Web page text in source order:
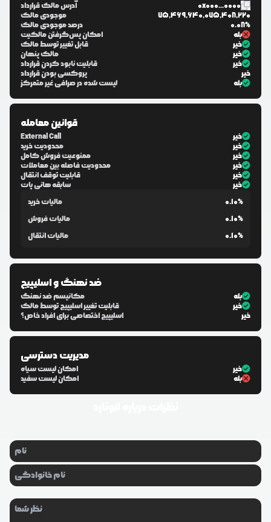
آدرس مالک قرارداد
0x000...0000
موجودی مالک
75,469,640,075,408,220
درصد موجودی مالک
0.08%
امکان پس‌گرفتن مالکیت
بله
قابل تغییر توسط مالک
خیر
مالک پنهان
خیر
قابلیت نابود کردن قرارداد
خیر
پروکسی بودن قرارداد
خیر
لیست شده در صرافی غیر متمرکز
بله
قوانین معامله
External Call
خیر
محدودیت خرید
خیر
ممنوعیت فروش کامل
خیر
محدودیت فاصله بین معاملات
خیر
قابلیت توقف انتقال
خیر
سابقه هانی پات
خیر
مالیات خرید
0.10%
مالیات فروش
0.10%
مالیات انتقال
0.10%
ضد نهنگ و اسلیپیج
مکانیسم ضد نهنگ
بله
قابلیت تغییر اسلیپیج توسط مالک
خیر
اسلیپیج اختصاصی برای افراد خاص؟
خیر
مدیریت دسترسی
امکان لیست سیاه
خیر
امکان لیست سفید
بله